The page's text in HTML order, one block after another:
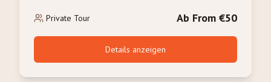
Private Tour Ab From €50
Details anzeigen